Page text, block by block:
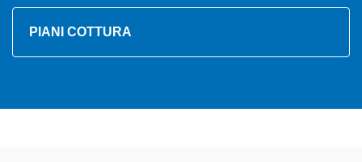
PIANI COTTURA